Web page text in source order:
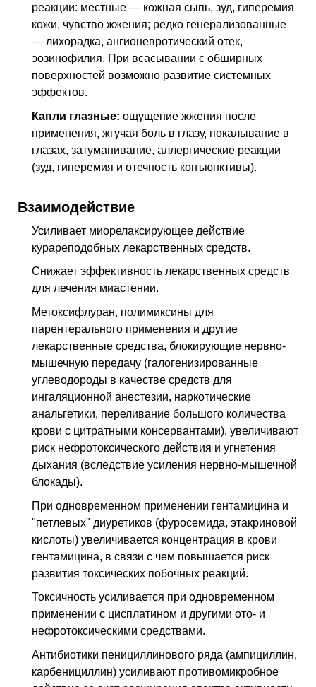
реакции: местные — кожная сыпь, зуд, гиперемия
кожи, чувство жжения; редко генерализованные
— лихорадка, ангионевротический отек,
эозинофилия. При всасывании с обширных
поверхностей возможно развитие системных
эффектов.
Капли глазные: ощущение жжения после
применения, жгучая боль в глазу, покалывание в
глазах, затуманивание, аллергические реакции
(зуд, гиперемия и отечность конъюнктивы).
Взаимодействие
Усиливает миорелаксирующее действие
курареподобных лекарственных средств.
Снижает эффективность лекарственных средств
для лечения миастении.
Метоксифлуран, полимиксины для
парентерального применения и другие
лекарственные средства, блокирующие нервно-
мышечную передачу (галогенизированные
углеводороды в качестве средств для
ингаляционной анестезии, наркотические
анальгетики, переливание большого количества
крови с цитратными консервантами), увеличивают
риск нефротоксического действия и угнетения
дыхания (вследствие усиления нервно-мышечной
блокады).
При одновременном применении гентамицина и
"петлевых" диуретиков (фуросемида, этакриновой
кислоты) увеличивается концентрация в крови
гентамицина, в связи с чем повышается риск
развития токсических побочных реакций.
Токсичность усиливается при одновременном
применении с цисплатином и другими ото- и
нефротоксическими средствами.
Антибиотики пенициллинового ряда (ампициллин,
карбенициллин) усиливают противомикробное